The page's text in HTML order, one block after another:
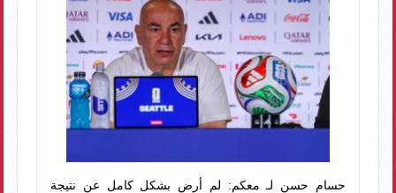
حسام حسن لـ معكم: لم أرض بشكل كامل عن نتيجة